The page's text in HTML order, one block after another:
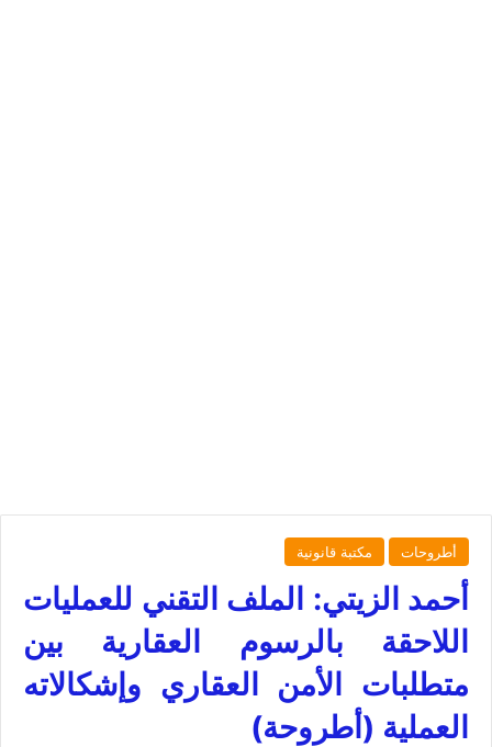
أطروحات مكتبة قانونية
أحمد الزيتي: الملف التقني للعمليات
اللاحقة بالرسوم العقارية بين
متطلبات الأمن العقاري وإشكالاته
العملية (أطروحة)